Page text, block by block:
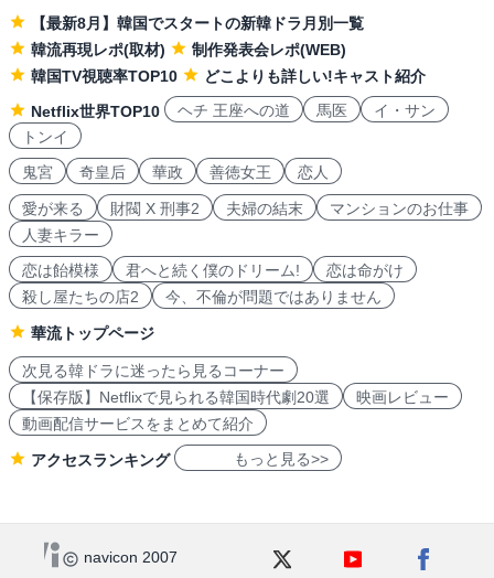
【最新8月】韓国でスタートの新韓ドラ月別一覧
韓流再現レポ(取材)
制作発表会レポ(WEB)
韓国TV視聴率TOP10
どこよりも詳しい!キャスト紹介
Netflix世界TOP10
ヘチ 王座への道 馬医
イ・サン
トンイ
鬼宮
奇皇后 華政 善徳女王 恋人
愛が来る 財閥 X 刑事2 夫婦の結末
マンションのお仕事
人妻キラー
恋は飴模様
君へと続く僕のドリーム!
恋は命がけ
殺し屋たちの店2
今、不倫が問題ではありません
華流トップページ
次見る韓ドラに迷ったら見るコーナー
【保存版】Netflixで見られる韓国時代劇20選
映画レビュー
動画配信サービスをまとめて紹介
アクセスランキング もっと見る>>
navicon 2007